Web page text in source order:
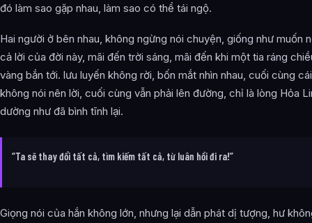
đó làm sao gặp nhau, làm sao có thể tái ngộ.
Hai người ở bên nhau, không ngừng nói chuyện, giống như muốn
cả lời của đời này, mãi đến trời sáng, mãi đến khi một tia ráng
vàng bắn tới. lưu luyến không rời, bốn mắt nhìn nhau, cuối cùng
không nói nên lời, cuối cùng vẫn phải lên đường, chỉ là lòng Hỏa
dường như đã bình tĩnh lại.
“Ta sẽ thay đổi tất cả, tìm kiếm tất cả, từ luân hồi đi ra!”
Giọng nói của hắn không lớn, nhưng lại dẫn phát dị tượng, hư